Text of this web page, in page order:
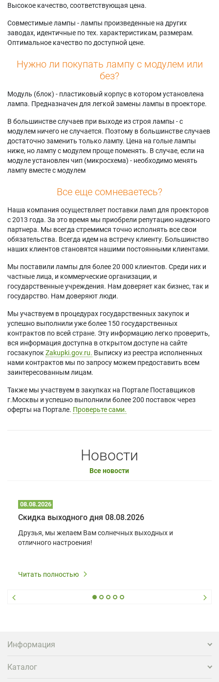
Высокое качество, соответствующая цена.
Совместимые лампы - лампы произведенные на других
заводах, идентичные по тех. характеристикам, размерам.
Оптимальное качество по доступной цене.
Нужно ли покупать лампу с модулем или
без?
Модуль (блок) - пластиковый корпус в котором установлена
лампа. Предназначен для легкой замены лампы в проекторе.
В большинстве случаев при выходе из строя лампы - с
модулем ничего не случается. Поэтому в большинстве случаев
достаточно заменить только лампу. Цена на голые лампы
ниже, но лампу с модулем проще поменять. В случае, если на
модуле установлен чип (микросхема) - необходимо менять
лампу вместе с модулем
Все еще сомневаетесь?
Наша компания осуществляет поставки ламп для проекторов
с 2013 года. За это время мы приобрели репутацию надежного
партнера. Мы всегда стремимся точно исполнять все свои
обязательства. Всегда идем на встречу клиенту. Большинство
наших клиентов становятся нашими постоянными клиентами.
Мы поставили лампы для более 20 000 клиентов. Среди них и
частные лица, и коммерческие организации, и
государственные учреждения. Нам доверяет как бизнес, так и
государство. Нам доверяют люди.
Мы участвуем в процедурах государственных закупок и
успешно выполнили уже более 150 государственных
контрактов по всей стране. Эту информацию легко проверить,
вся информация доступна в открытом доступе на сайте
госзакупок Zakupki.gov.ru. Выписку из реестра исполненных
нами контрактов мы по запросу можем предоставить всем
заинтересованным лицам.
Также мы участвуем в закупках на Портале Поставщиков
г.Москвы и успешно выполнили более 200 поставок через
оферты на Портале. Проверьте сами.
Новости
Все новости
08.08.2026
Скидка выходного дня 08.08.2026
Друзья, мы желаем Вам солнечных выходных и
отличного настроения!
Читать полностью
Информация
Каталог